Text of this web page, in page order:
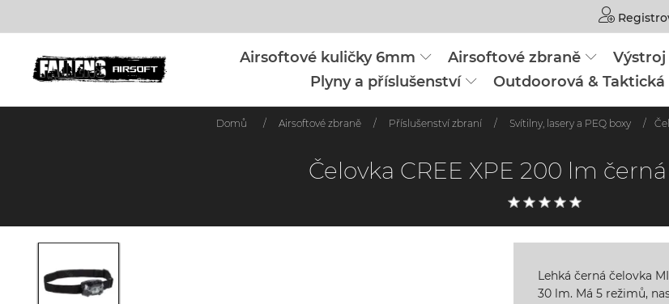
Airsoftové kuličky 6mm Airsoftové zbraně Výstroj
Plyny a příslušenství
Outdoorová & Taktická
Domů / Airsoftové zbraně / Příslušenství zbraní / Svítilny, lasery a PEQ boxy /
Čelovka CREE XPE 200 lm
Lehká černá čelovka
30 lm. Má 5 režimů,